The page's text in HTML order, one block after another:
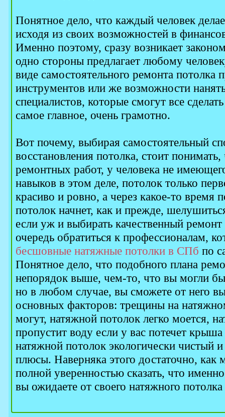
Понятное дело, что каждый человек
исходя из своих возможностей в
Именно поэтому, сразу возникает
одно стороны предлагает любому
виде самостоятельного ремонта
инструментов или же возможности
специалистов, которые смогут все
самое главное, очень грамотно.
Вот почему, выбирая самостоятельный
восстановления потолка, стоит
ремонтных работ, у человека не
навыков в этом деле, потолок только
красиво и ровно, а через какое-то время
потолок начнет, как и прежде,
если уж и выбирать качественный
очередь обратиться к профессионалам,
бесшовные натяжные потолки в СПб по
Понятное дело, что подобного плана
непорядок выше, чем-то, что вы могли бы
но в любом случае, вы сможете от него
основных факторов: трещины на
могут, натяжной потолок легко моется,
пропустит воду если у вас потечет крыша
натяжной потолок экологически чистый
плюсы. Наверняка этого достаточно, как
полной уверенностью сказать, что именно
вы ожидаете от своего натяжного